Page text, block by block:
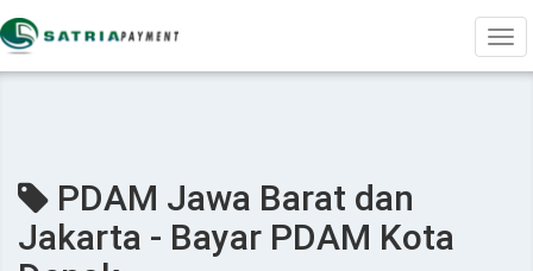
PDAM Jawa Barat dan
Jakarta - Bayar PDAM Kota